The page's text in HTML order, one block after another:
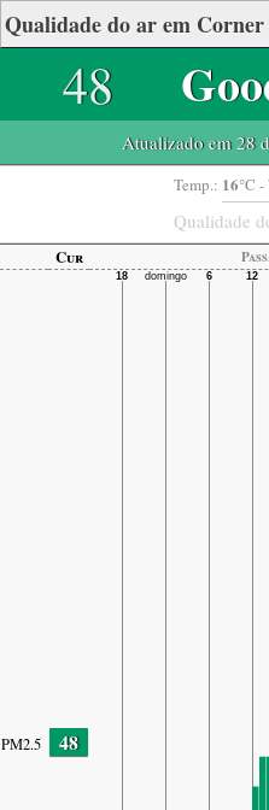
48
Atualizado em 28
Temp.: 16°C -
Qualidade
Cur
PM2.5 48